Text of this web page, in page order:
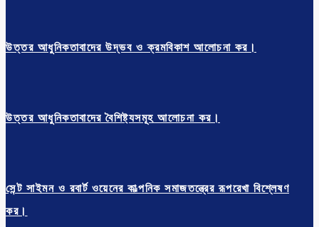
উত্তর আধুনিকতাবাদের উদ্ভব ও ক্রমবিকাশ আলোচনা কর।
উত্তর আধুনিকতাবাদের বৈশিষ্ট্যসমূহ আলোচনা কর।
সেন্ট সাইমন ও রবার্ট ওয়েনের কাল্পনিক সমাজতন্ত্রের রূপরেখা বিশ্লেষণ
কর।